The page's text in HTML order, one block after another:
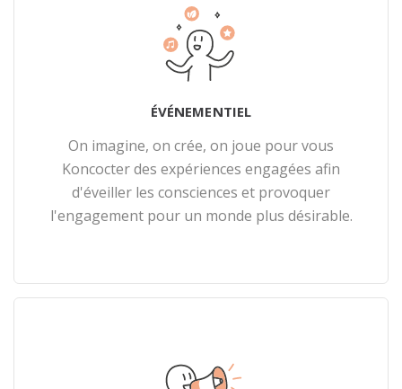
ÉVÉNEMENTIEL
On imagine, on crée, on joue pour vous
Koncocter des expériences engagées afin
d'éveiller les consciences et provoquer
l'engagement pour un monde plus désirable.